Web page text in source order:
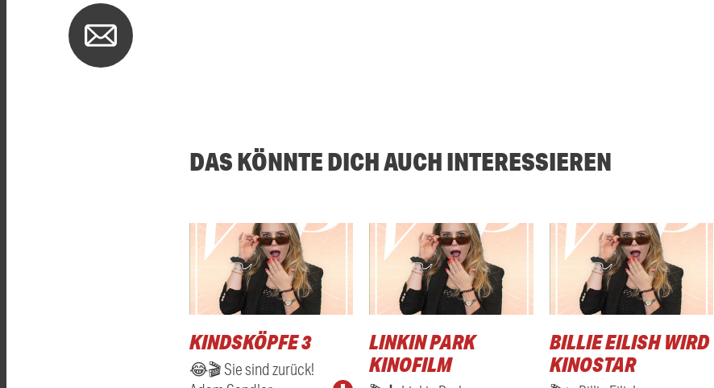
DAS KÖNNTE DICH AUCH INTERESSIEREN
KINDSKÖPFE 3
😂🎬 Sie sind zurück!
LINKIN PARK
KINOFILM
BILLIE EILISH WIRD
KINOSTAR